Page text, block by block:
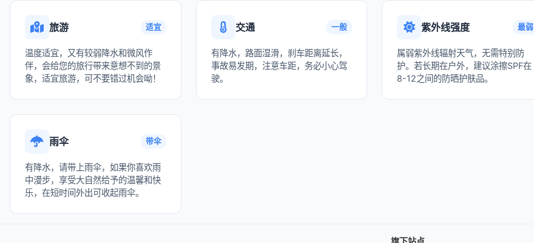
旅游 适宜
温度适宜，又有较弱降水和微风作
伴，会给您的旅行带来意想不到的景
象，适宜旅游，可不要错过机会呦！
交通 一般
有降水，路面湿滑，刹车距离延长，
事故易发期，注意车距，务必小心驾
驶。
紫外线强度 最弱
属弱紫外线辐射天气，无需特别防
护。若长期在户外，建议涂擦SPF在
8-12之间的防晒护肤品。
雨伞 带伞
有降水，请带上雨伞，如果你喜欢雨
中漫步，享受大自然给予的温馨和快
乐，在短时间外出可收起雨伞。
旗下站点